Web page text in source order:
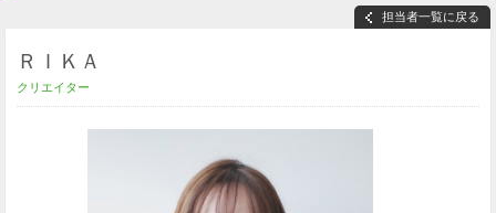
担当者一覧に戻る
ＲＩＫＡ
クリエイター